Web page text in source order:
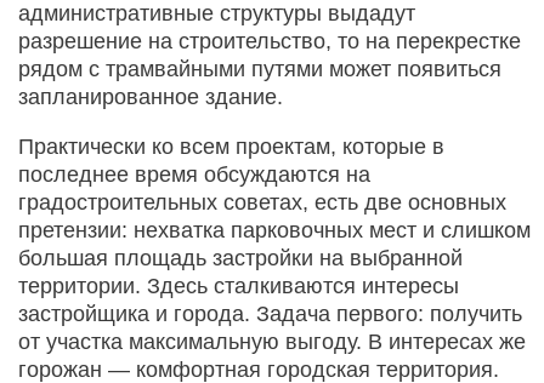
административные структуры выдадут
разрешение на строительство, то на перекрестке
рядом с трамвайными путями может появиться
запланированное здание.
Практически ко всем проектам, которые в
последнее время обсуждаются на
градостроительных советах, есть две основных
претензии: нехватка парковочных мест и слишком
большая площадь застройки на выбранной
территории. Здесь сталкиваются интересы
застройщика и города. Задача первого: получить
от участка максимальную выгоду. В интересах же
горожан — комфортная городская территория.